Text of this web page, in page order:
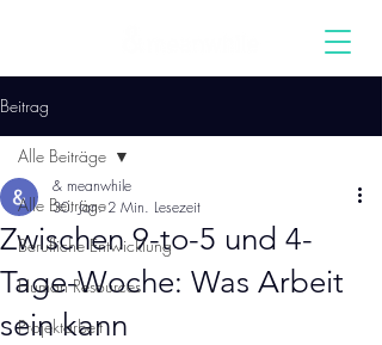
Beitrag
Alle Beiträge
Berufliche Entwicklung
Human Resources
Projektarbeit
Alle Beiträge
Zwischen 9-to-5 und 4-
Tage-Woche: Was Arbeit
sein kann
& meanwhile
30. Jan. 2 Min. Lesezeit